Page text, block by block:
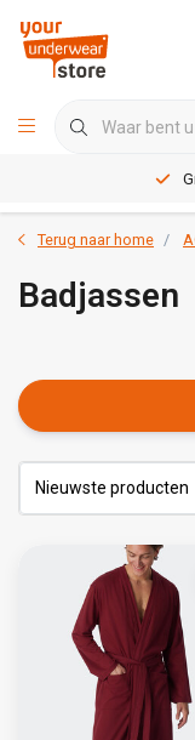
Terug naar home
Badjassen